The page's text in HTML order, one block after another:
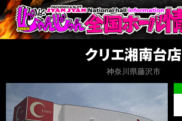
クリエ湘南台店
神奈川県藤沢市